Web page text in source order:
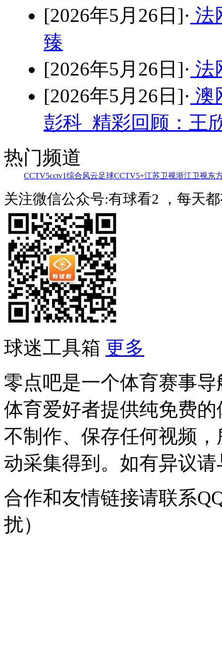
[2026年5月26日]· 法
臻
[2026年5月26日]· 法
[2026年5月26日]· 澳
彭科 精彩回顾：王
热门频道
CCTV5cctv1综合风云足球CCTV5+江苏卫视浙江卫视东
关注微信公众号:有球看2 ，每天
球迷工具箱 更多
零点吧是一个体育赛事
体育爱好者提供纯免费
不制作、保存任何视频
动采集得到。如有异议
合作和友情链接请联系
扰）